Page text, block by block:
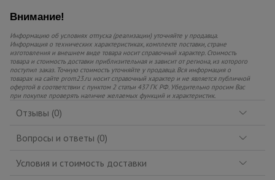
Внимание!
Информацию об условиях отпуска (реализации) уточняйте у продавца.
Информация о технических характеристиках, комплекте поставки, стране
изготовления и внешнем виде товара носит справочный характер. Стоимость
товара и стоимость доставки приблизительная и зависит от региона, из которого
поступил заказ. Точную стоимость уточняйте у продавца. Вся информация о
товарах на сайте prom23.ru носит справочный характер и не является публичной
офертой в соответствии с пунктом 2 статьи 437 ГК РФ. Убедительно просим Вас
при покупке проверять наличие желаемых функций и характеристик.
Отзывы (0)
Вопросы и ответы (0)
Условия и стоимость доставки